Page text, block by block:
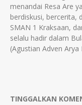
menandai Resa Are
berdiskusi, bercerita,
SMAN 1 Kraksaan,
selalu hadir dalam
(Agustian Adven Arya
TINGGALKAN